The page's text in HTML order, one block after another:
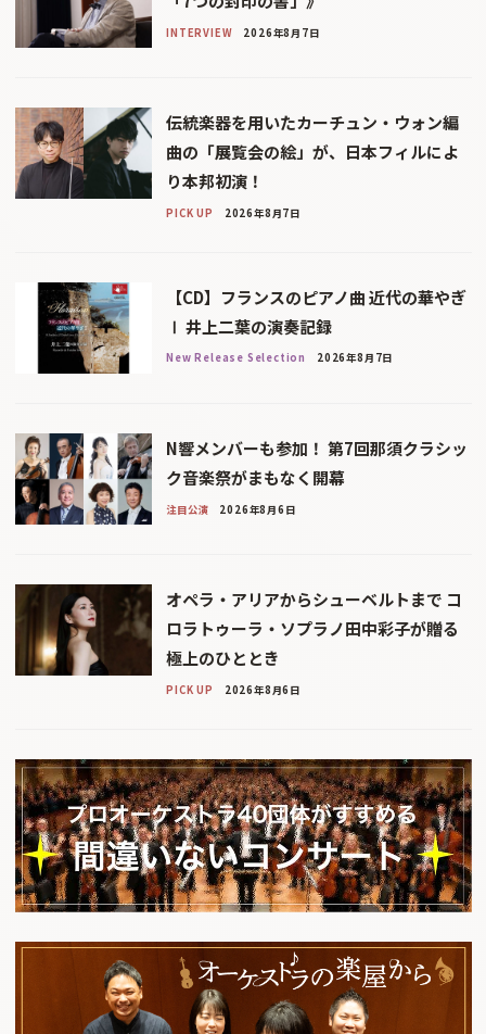
INTERVIEW 2026年8月7日
伝統楽器を用いたカーチュン・ウォン編
曲の「展覧会の絵」が、日本フィルによ
り本邦初演！
PICK UP 2026年8月7日
【CD】フランスのピアノ曲 近代の華やぎ
Ⅰ 井上二葉の演奏記録
New Release Selection 2026年8月7日
N響メンバーも参加！ 第7回那須クラシッ
ク音楽祭がまもなく開幕
注目公演 2026年8月6日
オペラ・アリアからシューベルトまで コ
ロラトゥーラ・ソプラノ田中彩子が贈る
極上のひととき
PICK UP 2026年8月6日